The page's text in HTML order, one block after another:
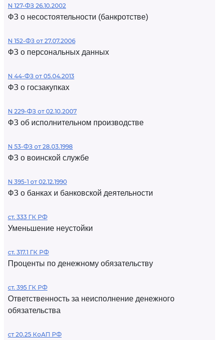
N 127-ФЗ 26.10.2002
ФЗ о несостоятельности (банкротстве)
N 152-ФЗ от 27.07.2006
ФЗ о персональных данных
N 44-ФЗ от 05.04.2013
ФЗ о госзакупках
N 229-ФЗ от 02.10.2007
ФЗ об исполнительном производстве
N 53-ФЗ от 28.03.1998
ФЗ о воинской службе
N 395-1 от 02.12.1990
ФЗ о банках и банковской деятельности
ст. 333 ГК РФ
Уменьшение неустойки
ст. 317.1 ГК РФ
Проценты по денежному обязательству
ст. 395 ГК РФ
Ответственность за неисполнение денежного
обязательства
ст 20.25 КоАП РФ